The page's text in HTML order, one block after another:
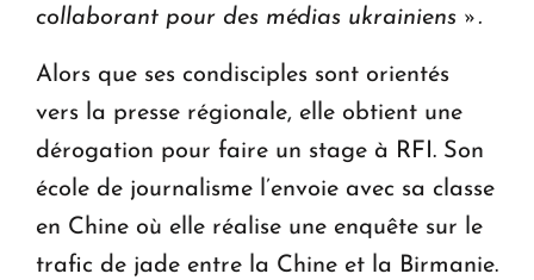
collaborant pour des médias ukrainiens ».
Alors que ses condisciples sont orientés
vers la presse régionale, elle obtient une
dérogation pour faire un stage à RFI. Son
école de journalisme l’envoie avec sa classe
en Chine où elle réalise une enquête sur le
trafic de jade entre la Chine et la Birmanie.